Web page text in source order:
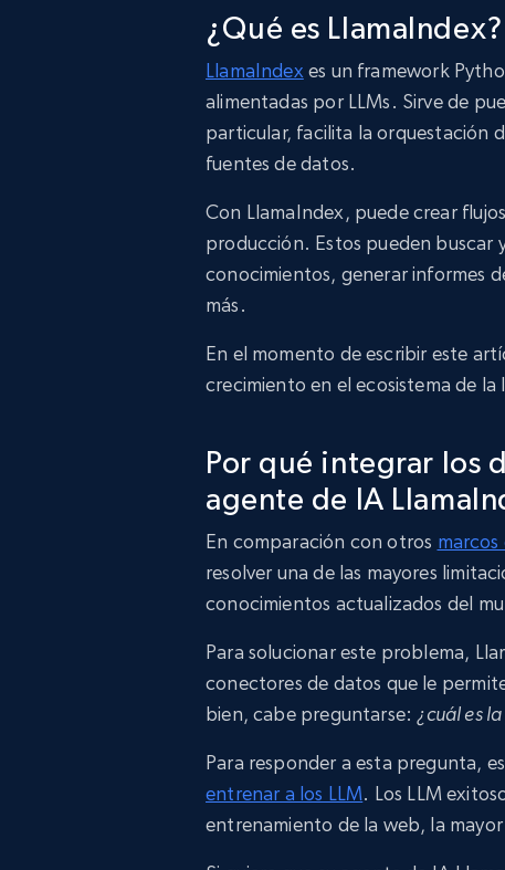
¿Qué es LlamaIndex?
LlamaIndex es un framework
alimentadas por LLMs. Sirve de
particular, facilita la orquestación
fuentes de datos.
Con LlamaIndex, puede crear
producción. Estos pueden buscar
conocimientos, generar informes
más.
En el momento de escribir este
crecimiento en el ecosistema de
Por qué integrar los
agente de IA
En comparación con otros
resolver una de las mayores
conocimientos actualizados del
Para solucionar este problema,
conectores de datos que le
bien, cabe preguntarse: ¿cuál es
Para responder a esta pregunta,
entrenar a los LLM. Los LLM
entrenamiento de la web, la